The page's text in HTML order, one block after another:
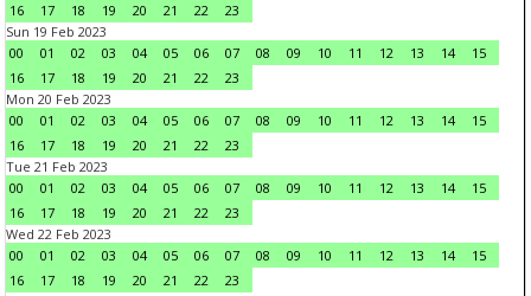
16
17 18 19 20 21 22
23
Sun 19 Feb 2023
00
01 02 03 04 05 06 07 08 09 10 11 12 13 14
15
16
17 18 19 20 21 22
23
Mon 20 Feb 2023
00
01 02 03 04 05 06 07 08 09 10 11 12 13 14
15
16
17 18 19 20 21 22
23
Tue 21 Feb 2023
00
01 02 03 04 05 06 07 08 09 10 11 12 13 14
15
16
17 18 19 20 21 22
23
Wed 22 Feb 2023
00
01 02 03 04 05 06 07 08 09 10 11 12 13 14
15
16
17 18 19 20 21 22
23